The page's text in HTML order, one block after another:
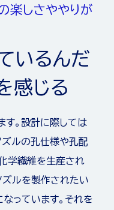
楽しさややり が
いるんだ
感じる
す。設計に際しては
ズルの孔仕様や孔配
学繊維を生産され
ズルを製作されたい
っています。それを